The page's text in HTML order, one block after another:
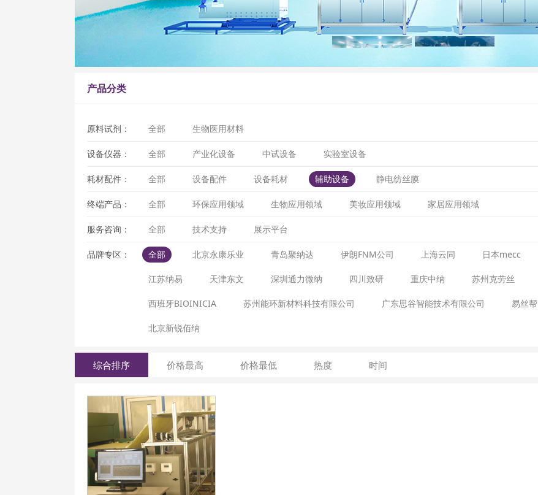
产品分类
原料试剂： 全部 生物医用材料
设备仪器： 全部 产业化设备 中试设备 实验室设备
耗材配件： 全部 设备配件 设备耗材 辅助设备 静电纺丝膜
终端产品： 全部 环保应用领域 生物应用领域 美妆应用领域 家居应用领域
服务咨询： 全部 技术支持 展示平台
品牌专区： 全部 北京永康乐业 青岛聚纳达 伊朗FNM公司 上海云同 日本mecc
江苏纳易 天津东文 深圳通力微纳 四川致研 重庆中纳 苏州克劳丝
西班牙BIOINICIA 苏州能环新材料科技有限公司 广东思谷智能技术有限公司 易丝帮
北京新锐佰纳
综合排序 价格最高 价格最低 热度 时间